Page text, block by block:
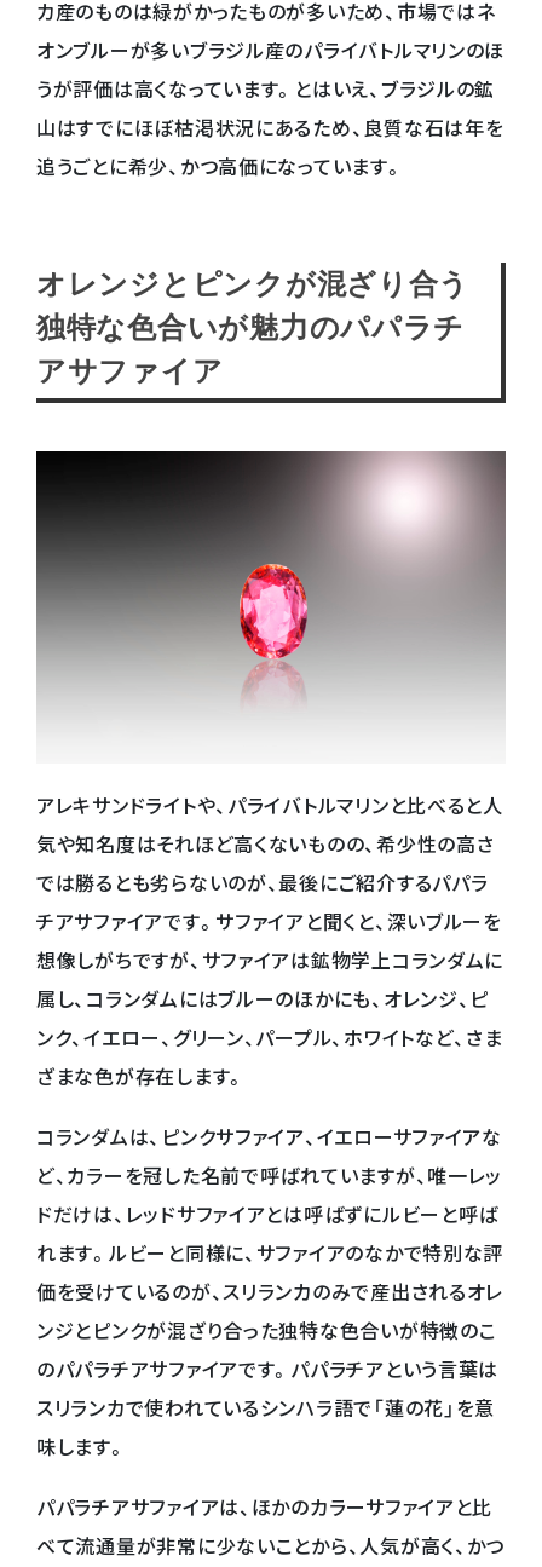
カ産のものは緑がかったものが多いため、市場ではネ
オンブルーが多いブラジル産のパライバトルマリンのほ
うが評価は高くなっています。とはいえ、ブラジルの鉱
山はすでにほぼ枯渇状況にあるため、良質な石は年を
追うごとに希少、かつ高価になっています。
オレンジとピンクが混ざり合う
独特な色合いが魅力のパパラチ
アサファイア
アレキサンドライトや、パライバトルマリンと比べると人
気や知名度はそれほど高くないものの、希少性の高さ
では勝るとも劣らないのが、最後にご紹介するパパラ
チアサファイアです。サファイアと聞くと、深いブルーを
想像しがちですが、サファイアは鉱物学上コランダムに
属し、コランダムにはブルーのほかにも、オレンジ、ピ
ンク、イエロー、グリーン、パープル、ホワイトなど、さま
ざまな色が存在します。
コランダムは、ピンクサファイア、イエローサファイアな
ど、カラーを冠した名前で呼ばれていますが、唯一レッ
ドだけは、レッドサファイアとは呼ばずにルビーと呼ば
れます。ルビーと同様に、サファイアのなかで特別な評
価を受けているのが、スリランカのみで産出されるオレ
ンジとピンクが混ざり合った独特な色合いが特徴のこ
のパパラチアサファイアです。パパラチアという言葉は
スリランカで使われているシンハラ語で「蓮の花」を意
味します。
パパラチアサファイアは、ほかのカラーサファイアと比
べて流通量が非常に少ないことから、人気が高く、かつ